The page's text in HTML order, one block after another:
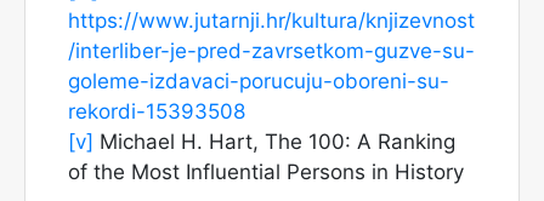
https://www.jutarnji.hr/kultura/knjizevnost
/interliber-je-pred-zavrsetkom-guzve-su-
goleme-izdavaci-porucuju-oboreni-su-
rekordi-15393508
[v] Michael H. Hart, The 100: A Ranking
of the Most Influential Persons in History